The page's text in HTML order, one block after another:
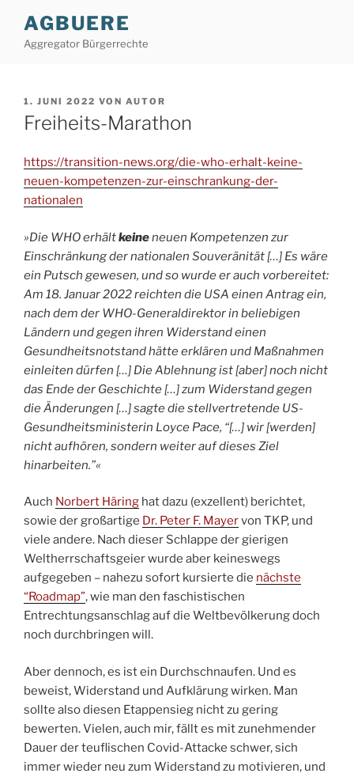
Inhalt
springen
AGBUERE
Aggregator Bürgerrechte
VERÖFFENTLICHT
AM
1. JUNI 2022 VON AUTOR
Freiheits-Marathon
https://transition-news.org/die-who-erhalt-keine-
neuen-kompetenzen-zur-einschrankung-der-
nationalen
»Die WHO erhältkeineneuen Kompetenzen zur
Einschränkung der nationalen Souveränität […] Es wäre
ein Putsch gewesen, und so wurde er auch vorbereitet:
Am 18. Januar 2022 reichten die USA einen Antrag ein,
nach dem der WHO-Generaldirektor in beliebigen
Ländern und gegen ihren Widerstand einen
Gesundheitsnotstand hätte erklären und Maßnahmen
einleiten dürfen […] Die Ablehnung ist [aber] noch nicht
das Ende der Geschichte […] zum Widerstand gegen
die Änderungen […] sagte die stellvertretende US-
Gesundheitsministerin Loyce Pace, “[…] wir [werden]
nicht aufhören, sondern weiter auf dieses Ziel
hinarbeiten.”«
Auch Norbert Häring hat dazu (exzellent) berichtet,
sowie der großartige Dr. Peter F. Mayervon TKP, und
viele andere. Nach dieser Schlappe der gierigen
Weltherrschaftsgeier wurde aber keineswegs
aufgegeben – nahezu sofort kursierte die nächste
“Roadmap”, wie man den faschistischen
Entrechtungsanschlag auf die Weltbevölkerung doch
noch durchbringen will.
Aber dennoch, es ist ein Durchschnaufen. Und es
beweist, Widerstand und Aufklärung wirken. Man
sollte also diesen Etappensieg nicht zu gering
bewerten. Vielen, auch mir, fällt es mit zunehmender
Dauer der teuflischen Covid-Attacke schwer, sich
immer wieder neu zum Widerstand zu motivieren, und